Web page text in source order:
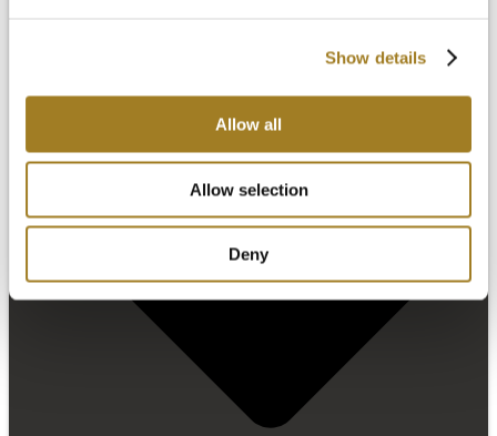
Show details
Allow all
Allow selection
Deny